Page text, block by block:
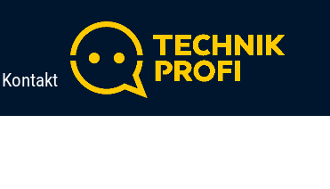
Kontakt